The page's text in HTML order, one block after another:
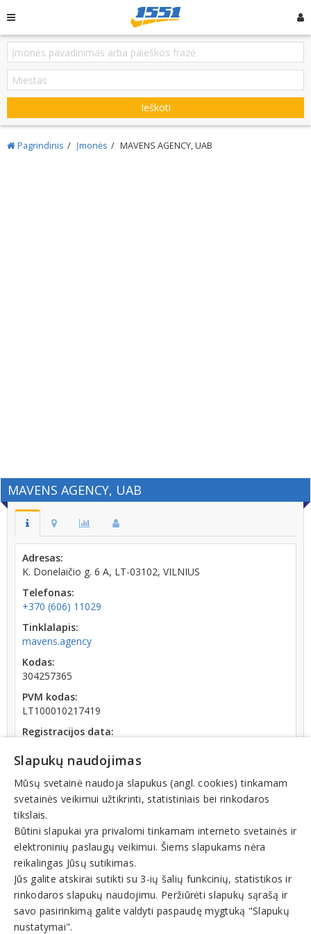
Ieškoti
Pagrindinis Įmonės MAVENS AGENCY, UAB
MAVENS AGENCY, UAB
Adresas:
K. Donelaičio g. 6 A, LT-03102, VILNIUS
Telefonas:
+370 (606) 11029
Tinklalapis:
mavens.agency
Kodas:
304257365
PVM kodas:
LT100010217419
Registracijos data:
Darbuotojų skaičius:
iki 10 darbuotojų
Apyvarta:
8 412 €, pelnas po mokesčių 17,2 % (2024 m.)
Veiklos sritys
Reklamos paslaugos, gamyba, reklamos agentūros
Slapukų naudojimas
Mūsų svetainė naudoja slapukus (angl. cookies) tinkamam
svetainės veikimui užtikrinti, statistiniais bei rinkodaros
tikslais.
Būtini slapukai yra privalomi tinkamam interneto svetainės ir
elektroninių paslaugų veikimui. Šiems slapukams nėra
reikalingas Jūsų sutikimas.
Jūs galite atskirai sutikti su 3-ių šalių funkcinių, statistikos ir
rinkodaros slapukų naudojimu. Peržiūrėti slapukų sąrašą ir
savo pasirinkimą galite valdyti paspaudę mygtuką "Slapukų
nustatymai".